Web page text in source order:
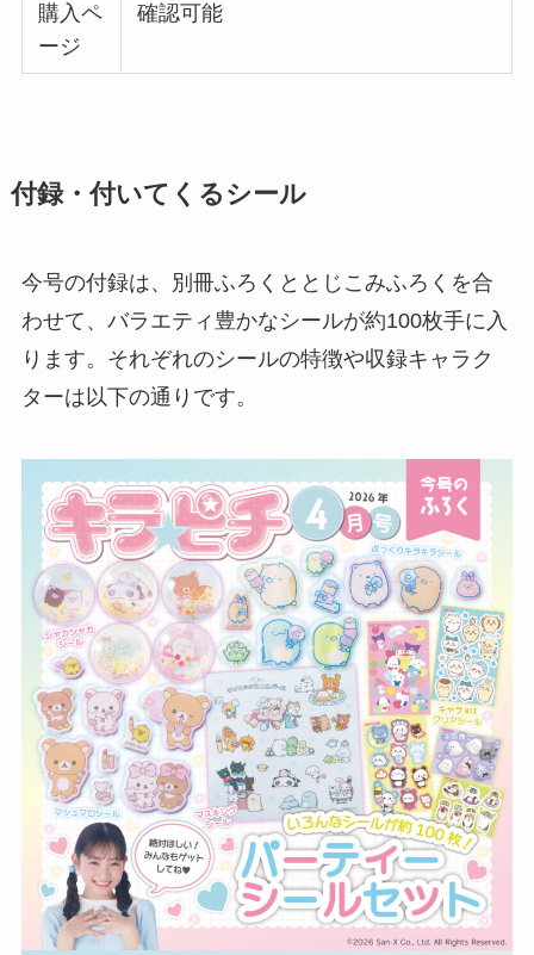
購入ペ
ージ
確認可能
付録・付いてくるシール
今号の付録は、別冊ふろくととじこみふろくを合
わせて、バラエティ豊かなシールが約100枚手に入
ります。それぞれのシールの特徴や収録キャラク
ターは以下の通りです。